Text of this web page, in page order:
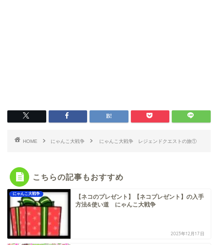
HOME にゃんこ大戦争 にゃんこ大戦争 レジェンドクエストの旅①
こちらの記事もおすすめ
にゃんこ大戦争
【ネコのプレゼント】【ネコプレゼント】の入手
方法&使い道 にゃんこ大戦争
2023年12月17日